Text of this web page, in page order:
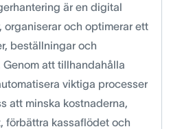
är en digital
organiserar och optimerar ett
beställningar och
att tillhandahålla
viktiga processer
att minska kostnaderna,
förbättra kassaflödet och